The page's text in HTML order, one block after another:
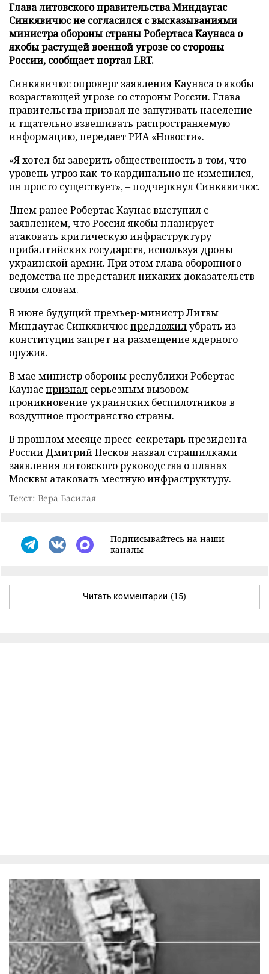
Глава литовского правительства Миндаугас
Синкявичюс не согласился с высказываниями
министра обороны страны Робертаса Каунаса о
якобы растущей военной угрозе со стороны
России, сообщает портал LRT.
Синкявичюс опроверг заявления Каунаса о якобы
возрастающей угрозе со стороны России. Глава
правительства призвал не запугивать население
и тщательно взвешивать распространяемую
информацию, передаетРИА «Новости».
«Я хотел бы заверить общественность в том, что
уровень угроз как-то кардинально не изменился,
он просто существует», – подчеркнул Синкявичюс.
Днем ранее Робертас Каунас выступил с
заявлением, что Россия якобы планирует
атаковать критическую инфраструктуру
прибалтийских государств, используя дроны
украинской армии. При этом глава оборонного
ведомства не представил никаких доказательств
своим словам.
В июне будущий премьер-министр Литвы
Миндаугас Синкявичюспредложилубрать из
конституции запрет на размещение ядерного
оружия.
В мае министр обороны республики Робертас
Каунаспризнал серьезным вызовом
проникновение украинских беспилотников в
воздушное пространство страны.
В прошлом месяце пресс-секретарь президента
России Дмитрий Песков назвал страшилками
заявления литовского руководства о планах
Москвы атаковать местную инфраструктуру.
Текст: Вера Басилая
Подписывайтесь на наши
каналы
Читать комментарии (15)